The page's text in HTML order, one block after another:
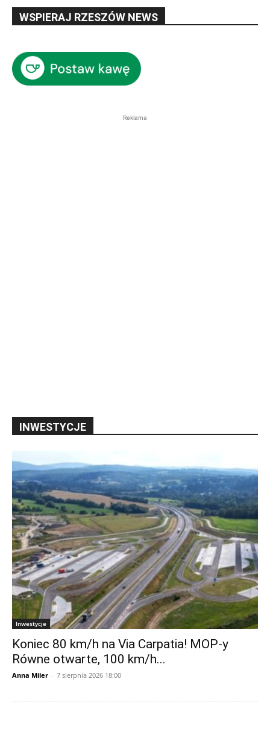
WSPIERAJ RZESZÓW NEWS
Reklama
INWESTYCJE
Inwestycje
Koniec 80 km/h na Via Carpatia! MOP-y
Równe otwarte, 100 km/h...
Anna Miler - 7 sierpnia 2026 18:00